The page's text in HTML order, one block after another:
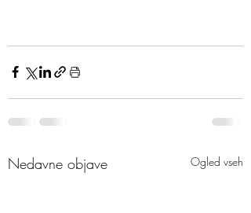
Nedavne objave Ogled vseh